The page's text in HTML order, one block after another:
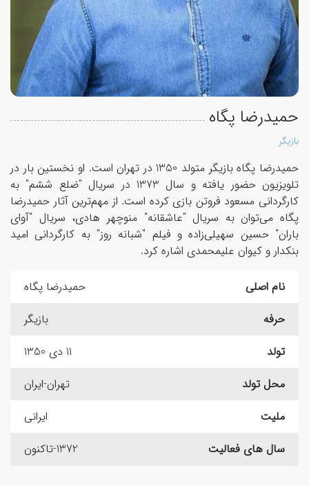
حمیدرضا پگاه
بازیگر
حمیدرضا پگاه بازیگر متولد 1350 در تهران است. او نخستین بار در
تلویزیون حضور یافته و سال 1373 در سریال "ضلع ششم" به
کارگردانی مسعود فروتن بازی کرده است. از مهم‌ترین آثار حمیدرضا
پگاه می‌توان به سریال "عاشقانه" منوچهر هادی، سریال "آوای
باران" حسین سهیلی‌زاده و فیلم "شبانه روز" به کارگردانی امید
بنکدار و کیوان علیمحمدی اشاره کرد.
نام اصلی
حمیدرضا پگاه
حرفه
بازیگر
تولد
11 دی 1350
محل تولد
تهران-ایران
ملیت
ایرانی
سال های فعالیت
1372-تاکنون